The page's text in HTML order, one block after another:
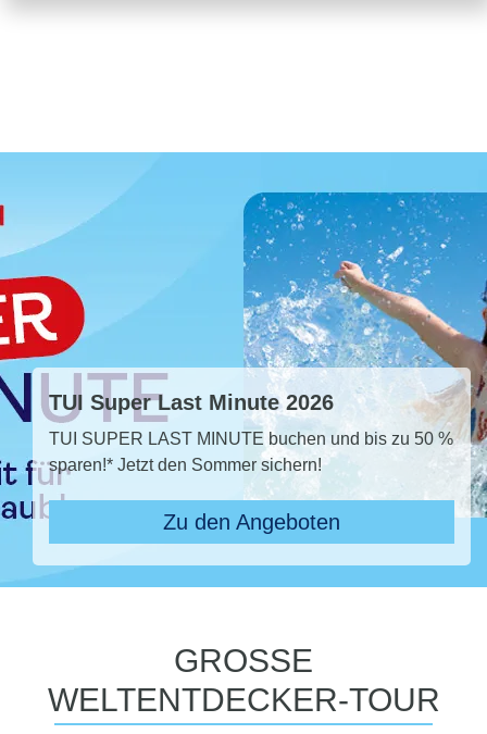
TUI Super Last Minute 2026
TUI SUPER LAST MINUTE buchen und bis zu 50 %
sparen!* Jetzt den Sommer sichern!
Zu den Angeboten
GROSSE
WELTENTDECKER-TOUR